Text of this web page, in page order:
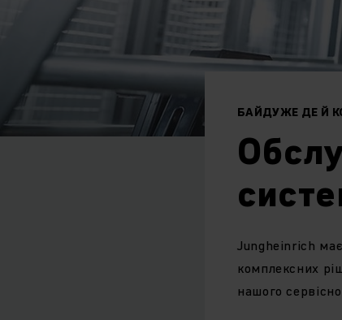
БАЙДУЖЕ ДЕ Й
Jungheinrich
комплексних
нашого